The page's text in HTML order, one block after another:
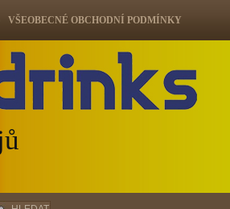
VŠEOBECNÉ OBCHODNÍ PODMÍNKY